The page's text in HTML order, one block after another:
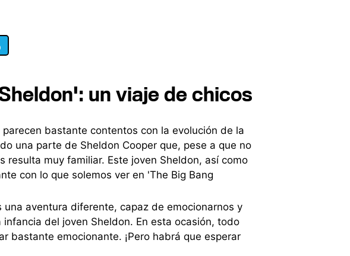
un viaje de chicos
bastante contentos con la evolución de la
una parte de Sheldon Cooper que, pese a que no
resulta muy familiar. Este joven Sheldon, así como
con lo que solemos ver en 'The Big Bang
aventura diferente, capaz de emocionarnos y
del joven Sheldon. En esta ocasión, todo
bastante emocionante. ¡Pero habrá que esperar